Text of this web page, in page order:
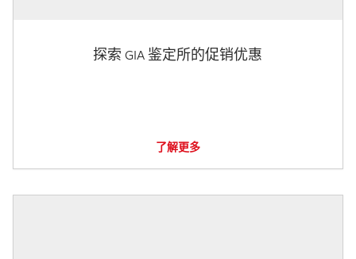
探索 GIA 鉴定所的促销优惠
了解更多